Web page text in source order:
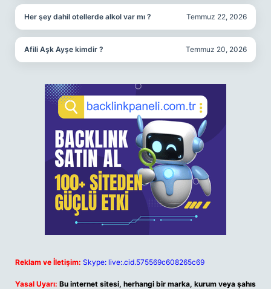
Her şey dahil otellerde alkol var mı ? Temmuz 22, 2026
Afili Aşk Ayşe kimdir ? Temmuz 20, 2026
Reklam ve İletişim: Skype: live:.cid.575569c608265c69
Yasal Uyarı: Bu internet sitesi, herhangi bir marka, kurum veya şahıs